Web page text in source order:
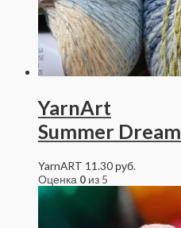
YarnArt
Summer Dream
YarnART 11.30 руб.
Оценка 0 из 5